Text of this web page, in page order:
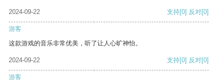
2024-09-22 支持[0] 反对[0]
游客
这款游戏的音乐非常优美，听了让人心旷神怡。
2024-09-22 支持[0] 反对[0]
游客